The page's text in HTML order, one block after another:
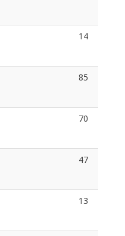
14
85
70
47
13